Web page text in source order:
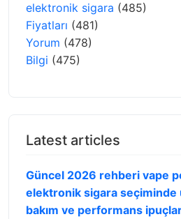
elektronik sigara (485)
Fiyatları (481)
Yorum (478)
Bilgi (475)
Latest articles
Güncel 2026 rehberi vape
elektronik sigara seçiminde
bakım ve performans